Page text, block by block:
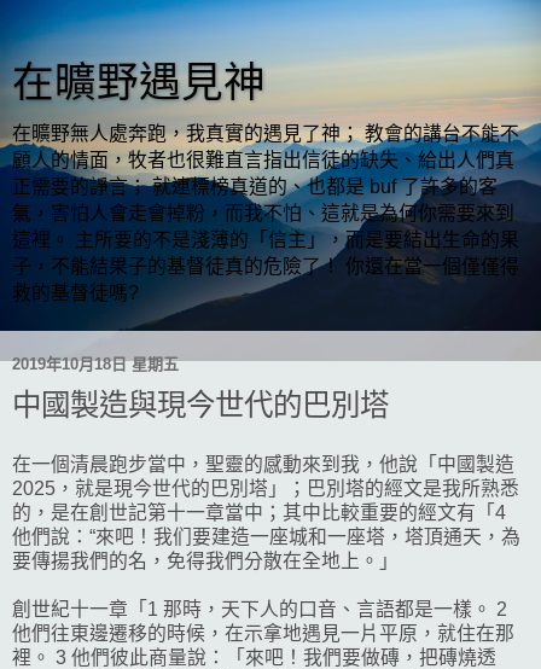
在曠野遇見神
在曠野無人處奔跑，我真實的遇見了神； 教會的講台不能不
顧人的情面，牧者也很難直言指出信徒的缺失、給出人們真
正需要的諍言； 就連標榜真道的、也都是 buf 了許多的客
氣，害怕人會走會掉粉，而我不怕、這就是為何你需要來到
這裡。 主所要的不是淺薄的「信主」，而是要結出生命的果
子，不能結果子的基督徒真的危險了！ 你還在當一個僅僅得
救的基督徒嗎?
2019年10月18日 星期五
中國製造與現今世代的巴別塔
在一個清晨跑步當中，聖靈的感動來到我，他說「中國製造
2025，就是現今世代的巴別塔」；巴別塔的經文是我所熟悉
的，是在創世記第十一章當中；其中比較重要的經文有「4
他們說：“來吧！我们要建造一座城和一座塔，塔頂通天，為
要傳揚我們的名，免得我們分散在全地上。」
創世紀十一章「1 那時，天下人的口音、言語都是一樣。 2
他們往東邊遷移的時候，在示拿地遇見一片平原，就住在那
裡。 3 他們彼此商量說：「來吧！我們要做磚，把磚燒透